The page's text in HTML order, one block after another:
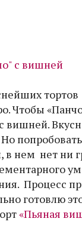
Чтобы
вишней.
нем нет ни
Процесс
готовлю
«Пьяная